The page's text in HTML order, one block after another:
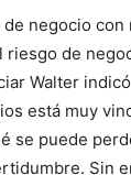
negocio con
riesgo de
Walter
está muy
se puede
Sin